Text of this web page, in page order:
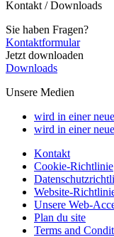
Kontakt / Downloads
Sie haben Fragen?
Kontaktformular
Jetzt downloaden
Downloads
Unsere Medien
wird in einer
wird in einer
Kontakt
Cookie-Richtlinie
Website-
Unsere Web-
Plan du site
Terms and